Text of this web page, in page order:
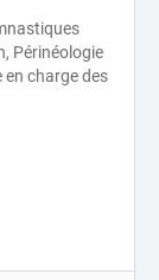
Périnéologie
en charge des